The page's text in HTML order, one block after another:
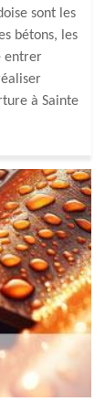
sont les
bétons, les
entrer
à Sainte